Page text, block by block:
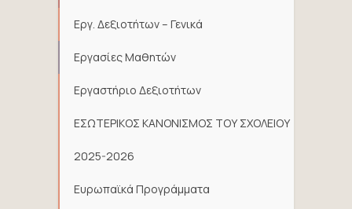
Εργ. Δεξιοτήτων – Γενικά
Εργασίες Μαθητών
Εργαστήριο Δεξιοτήτων
ΕΣΩΤΕΡΙΚΟΣ ΚΑΝΟΝΙΣΜΟΣ ΤΟΥ ΣΧΟΛΕΙΟΥ
2025-2026
Ευρωπαϊκά Προγράμματα